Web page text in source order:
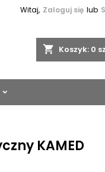
Witaj, Zaloguj się lub
shopping_cart Koszyk: 0
KAMED